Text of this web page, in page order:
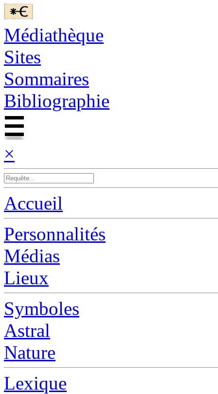
Médiathèque
Sites
Sommaires
Bibliographie
×
Accueil
Personnalités
Médias
Lieux
Symboles
Astral
Nature
Lexique